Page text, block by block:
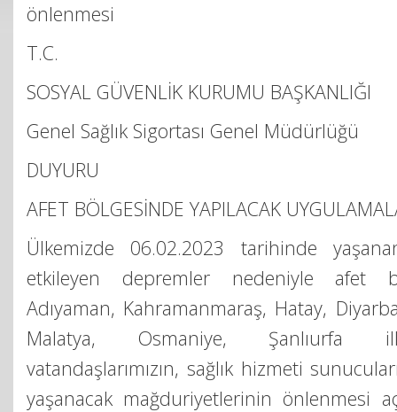
önlenmesi
T.C.
SOSYAL GÜVENLİK KURUMU BAŞKANLIĞI
Genel Sağlık Sigortası Genel Müdürlüğü
DUYURU
AFET BÖLGESİNDE YAPILACAK
Ülkemizde 06.02.2023 tarihinde
etkileyen depremler nedeniyle afet
Adıyaman, Kahramanmaraş, Hatay,
Malatya, Osmaniye, Şanlıurfa
vatandaşlarımızın, sağlık hizmeti
yaşanacak mağduriyetlerinin önlenmesi